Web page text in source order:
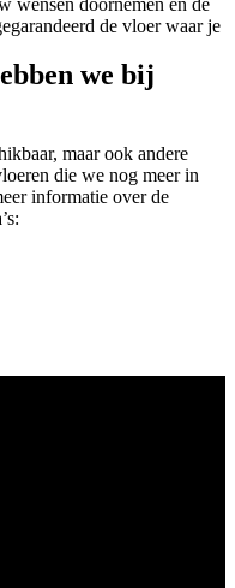
wensen doornemen en de
de vloer waar je
we bij
maar ook andere
die we nog meer in
informatie over de